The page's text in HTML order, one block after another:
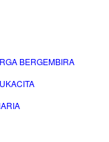
BERGEMBIRA